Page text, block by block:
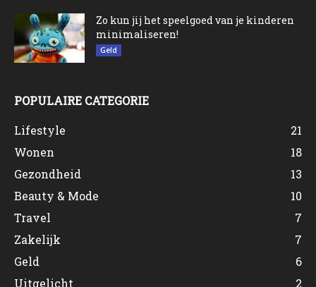
Zo kun jij het speelgoed van je kinderen
minimaliseren!
Geld
POPULAIRE CATEGORIE
Lifestyle
21
Wonen
18
Gezondheid
13
Beauty & Mode
10
Travel
7
Zakelijk
7
Geld
6
Uitgelicht
2